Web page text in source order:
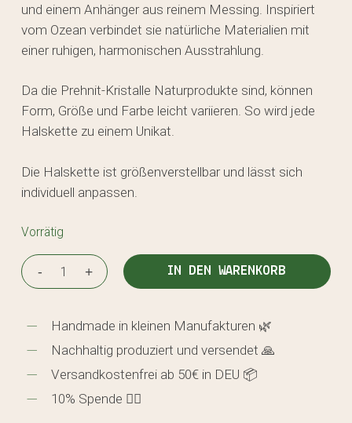
und einem Anhänger aus reinem Messing. Inspiriert
vom Ozean verbindet sie natürliche Materialien mit
einer ruhigen, harmonischen Ausstrahlung.
Da die Prehnit-Kristalle Naturprodukte sind, können
Form, Größe und Farbe leicht variieren. So wird jede
Halskette zu einem Unikat.
Die Halskette ist größenverstellbar und lässt sich
individuell anpassen.
Vorrätig
IN DEN WARENKORB
Handmade in kleinen Manufakturen 🌿
Nachhaltig produziert und versendet 🙏
Versandkostenfrei ab 50€ in DEU 📦
10% Spende 🖐🏼